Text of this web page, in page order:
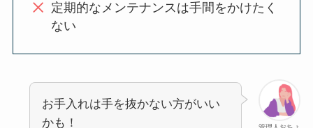
定期的なメンテナンスは手間をかけたく
ない
お手入れは手を抜かない方がいい
かも！